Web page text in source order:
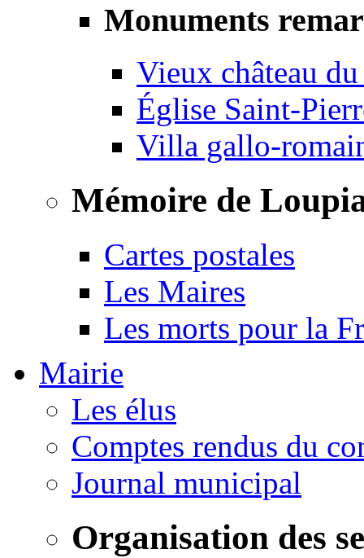
Monuments
Vieux château
Église Saint-
Villa gallo-
Mémoire de
Cartes postales
Les Maires
Les morts pour la
Mairie
Les élus
Comptes rendus du
Journal municipal
Organisation des